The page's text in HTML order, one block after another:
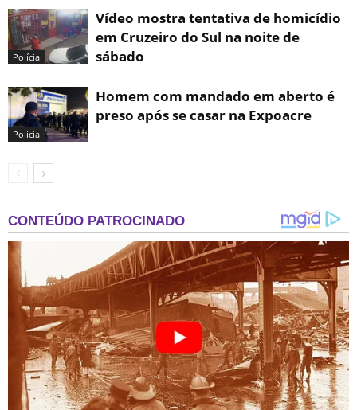
Polícia
Vídeo mostra tentativa de homicídio
em Cruzeiro do Sul na noite de
sábado
Polícia
Homem com mandado em aberto é
preso após se casar na Expoacre